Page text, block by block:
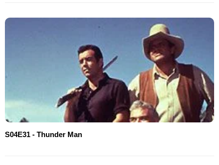
S04E31 - Thunder Man